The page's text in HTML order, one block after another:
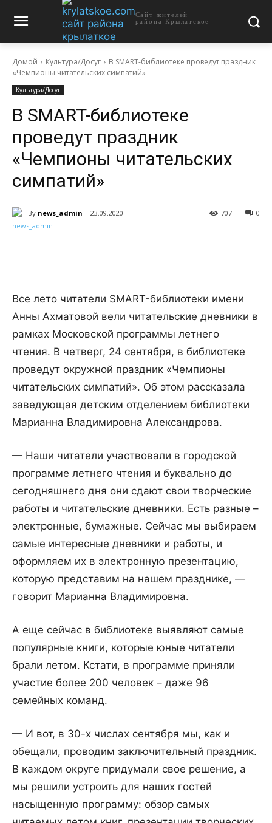
Сайт жителей
района Крылатское
Домой Культура/Досуг
В SMART-библиотеке проведут праздник
«Чемпионы читательских симпатий»
Культура/Досуг
В SMART-библиотеке
проведут праздник
«Чемпионы читательских
симпатий»
By news_admin 23.09.2020 0
707
Все лето читатели SMART-библиотеки имени
Анны Ахматовой вели читательские дневники в
рамках Московской программы летнего
чтения. В четверг, 24 сентября, в библиотеке
проведут окружной праздник «Чемпионы
читательских симпатий». Об этом рассказала
заведующая детским отделением библиотеки
Марианна Владимировна Александрова.
— Наши читатели участвовали в городской
программе летнего чтения и буквально до
сегодняшнего дня они сдают свои творческие
работы и читательские дневники. Есть разные –
электронные, бумажные. Сейчас мы выбираем
самые интересные дневники и работы, и
оформляем их в электронную презентацию,
которую представим на нашем празднике, —
говорит Марианна Владимировна.
А еще сейчас в библиотеке выявляют самые
популярные книги, которые юные читатели
брали летом. Кстати, в программе приняли
участие более 200 человек – даже 96
семейных команд.
— И вот, в 30-х числах сентября мы, как и
обещали, проводим заключительный праздник.
В каждом округе придумали свое решение, а
мы решили устроить для наших гостей
насыщенную программу: обзор самых